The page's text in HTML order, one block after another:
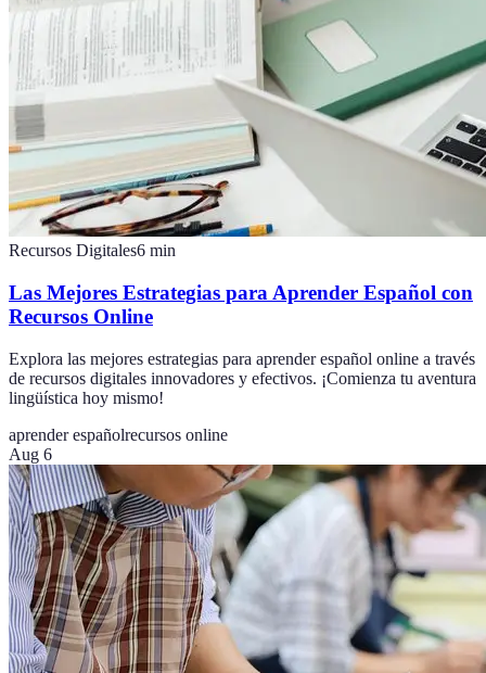
Recursos Digitales6 min
Las Mejores Estrategias para Aprender Español con
Recursos Online
Explora las mejores estrategias para aprender español online a través
de recursos digitales innovadores y efectivos. ¡Comienza tu aventura
lingüística hoy mismo!
aprender españolrecursos online
Aug 6